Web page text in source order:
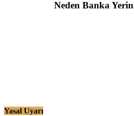
Neden Banka
Yasal Uyarı